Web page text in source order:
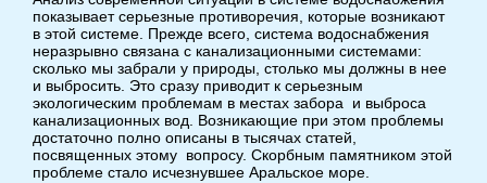
показывает серьезные противоречия, которые возникают
в этой системе. Прежде всего, система водоснабжения
неразрывно связана с канализационными системами:
сколько мы забрали у природы, столько мы должны в нее
и выбросить. Это сразу приводит к серьезным
экологическим проблемам в местах забора и выброса
канализационных вод. Возникающие при этом проблемы
достаточно полно описаны в тысячах статей,
посвященных этому вопросу. Скорбным памятником этой
проблеме стало исчезнувшее Аральское море.